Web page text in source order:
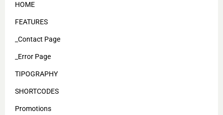
HOME
FEATURES
_Contact Page
_Error Page
TIPOGRAPHY
SHORTCODES
Promotions